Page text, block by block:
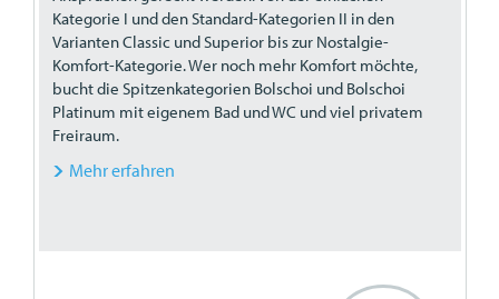
Kategorie I und den Standard-Kategorien II in den
Varianten Classic und Superior bis zur Nostalgie-
Komfort-Kategorie. Wer noch mehr Komfort möchte,
bucht die Spitzenkategorien Bolschoi und Bolschoi
Platinum mit eigenem Bad und WC und viel privatem
Freiraum.
Mehr erfahren